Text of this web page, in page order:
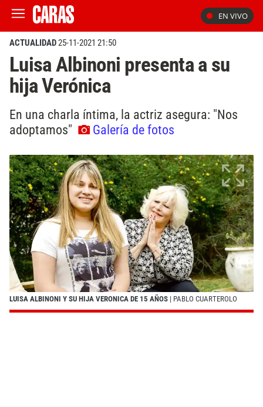
EN VIVO
ACTUALIDAD25-11-2021 21:50
Luisa Albinoni presenta a su
hija Verónica
En una charla íntima, la actriz asegura: "Nos
adoptamos"
Galería de fotos
LUISA ALBINONI Y SU HIJA VERONICA DE 15 AÑOS | PABLO CUARTEROLO